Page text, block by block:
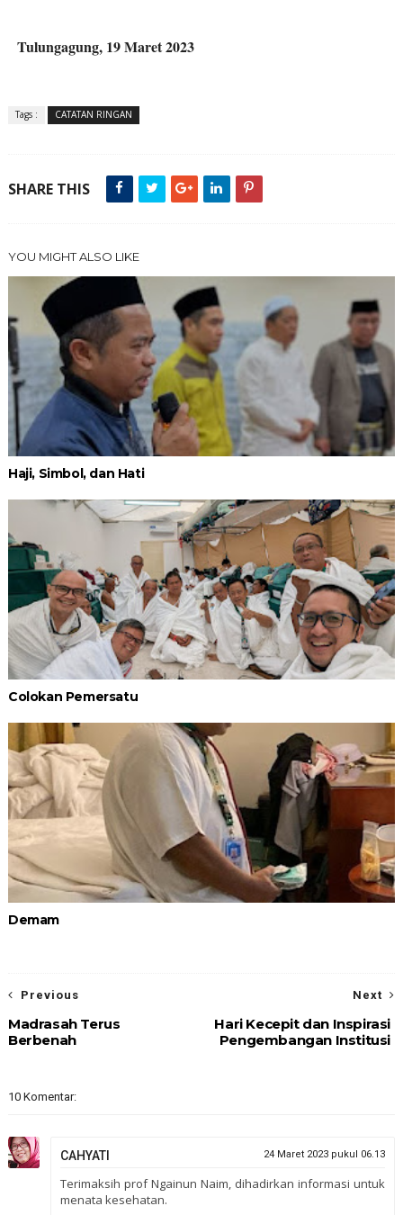
Tulungagung, 19 Maret 2023
Tags : CATATAN RINGAN
SHARE THIS
YOU MIGHT ALSO LIKE
Haji, Simbol, dan Hati
Colokan Pemersatu
Demam
Next
Hari Kecepit dan Inspirasi
Pengembangan Institusi
Previous
Madrasah Terus
Berbenah
10 Komentar:
CAHYATI 24 Maret 2023 pukul 06.13
Terimaksih prof Ngainun Naim, dihadirkan informasi untuk
menata kesehatan.